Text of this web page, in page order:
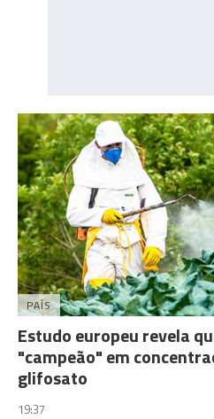
PAÍS
Estudo europeu revela
"campeão" em
glifosato
19:37